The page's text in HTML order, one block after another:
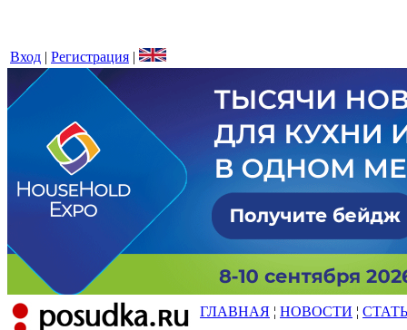
Вход | Регистрация |
ГЛАВНАЯ ¦ НОВОСТИ ¦